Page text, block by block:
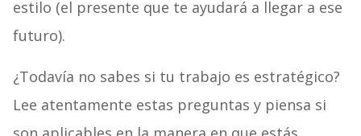
estilo (el presente que te ayudará a llegar a ese
futuro).
¿Todavía no sabes si tu trabajo es estratégico?
Lee atentamente estas preguntas y piensa si